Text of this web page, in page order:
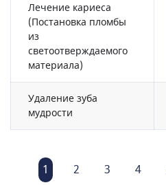
Лечение кариеса
(Постановка пломбы
из
светоотверждаемого
материала)
Удаление зуба
мудрости
1 2 3 4